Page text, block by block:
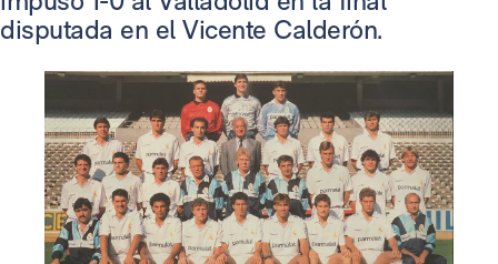
disputada en el Vicente Calderón.